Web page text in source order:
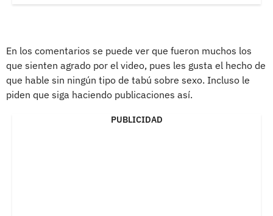
En los comentarios se puede ver que fueron muchos los
que sienten agrado por el video, pues les gusta el hecho de
que hable sin ningún tipo de tabú sobre sexo. Incluso le
piden que siga haciendo publicaciones así.
PUBLICIDAD